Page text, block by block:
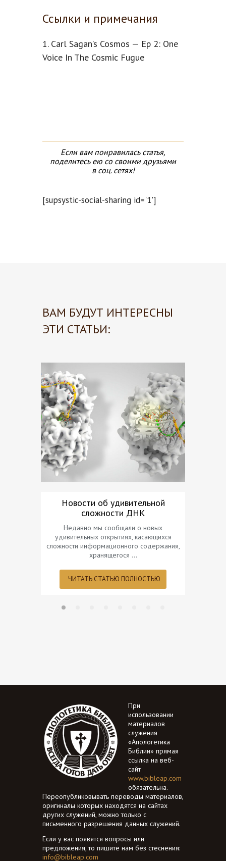
Ссылки и примечания
1. Carl Sagan’s Cosmos — Ep 2: One
Voice In The Cosmic Fugue
Если вам понравилась статья,
поделитесь ею со своими друзьями
в соц. сетях!
[supsystic-social-sharing id='1']
ВАМ БУДУТ ИНТЕРЕСНЫ
ЭТИ СТАТЬИ:
Новости об удивительной
сложности ДНК
Недавно мы сообщали о новых
удивительных открытиях, касающихся
сложности информационного содержания,
хранящегося …
ЧИТАТЬ СТАТЬЮ ПОЛНОСТЬЮ
При
использовании
материалов
служения
«Апологетика
Библии» прямая
ссылка на веб-
сайт
www.bibleap.com
обязательна.
Переопубликовывать переводы материалов,
оригиналы которых находятся на сайтах
других служений, можно только с
письменного разрешения данных служений.
Если у вас появятся вопросы или
предложения, то пишите нам без стеснения:
info@bibleap.com